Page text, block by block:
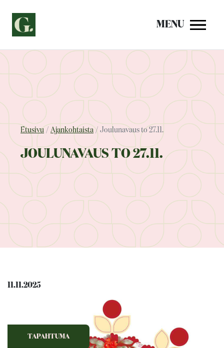
sisältöön
MENU
Etusivu Ajankohtaista Joulunavaus to 27.11.
JOULUNAVAUS TO 27.11.
11.11.2025
TAPAHTUMA